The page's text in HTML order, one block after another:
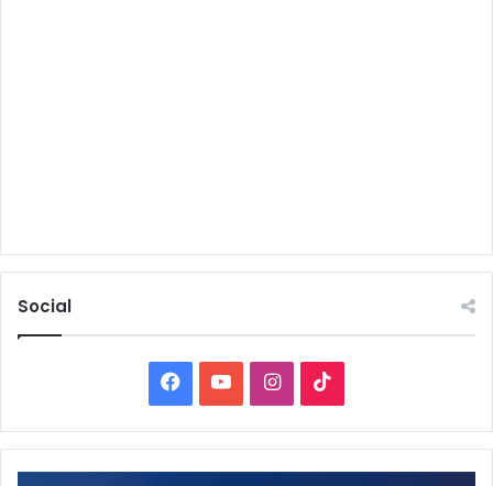
Social
Facebook
YouTubeInstagram